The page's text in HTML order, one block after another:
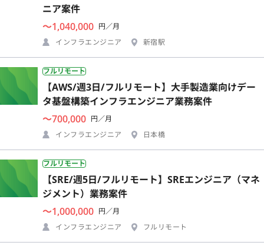
ニア案件
〜1,040,000 円／月
インフラエンジニア
新宿駅
フルリモート
【AWS/週3日/フルリモート】大手製造業向けデー
タ基盤構築インフラエンジニア業務案件
〜700,000 円／月
インフラエンジニア
日本橋
フルリモート
【SRE/週5日/フルリモート】SREエンジニア（マネ
ジメント）業務案件
〜1,000,000 円／月
インフラエンジニア
フルリモート